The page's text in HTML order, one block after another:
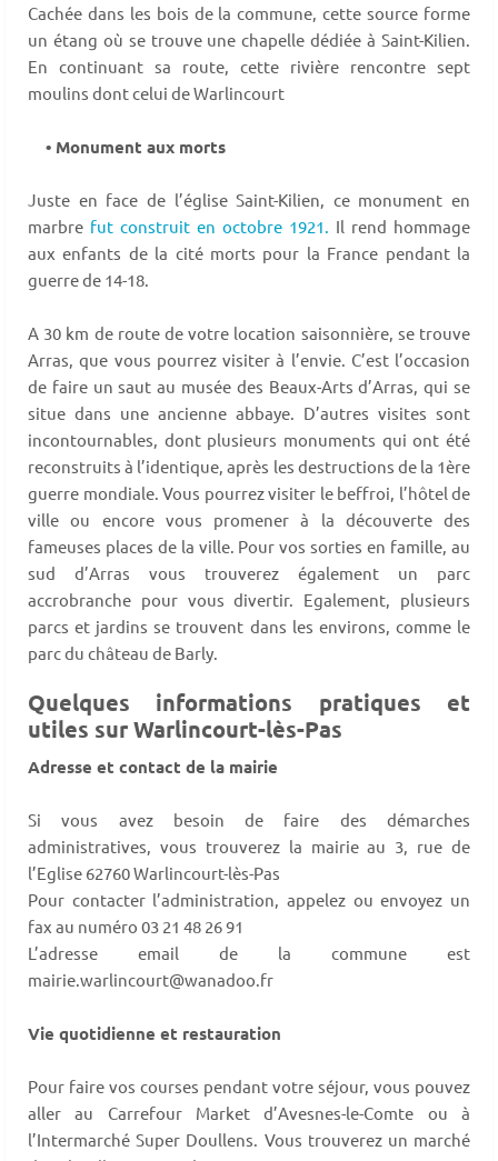
Cachée dans les bois de la commune, cette source forme
un étang où se trouve une chapelle dédiée à Saint-Kilien.
En continuant sa route, cette rivière rencontre sept
moulins dont celui de Warlincourt
• Monument aux morts
Juste en face de l’église Saint-Kilien, ce monument en
marbre fut construit en octobre 1921.
Il rend hommage
aux enfants de la cité morts pour la France pendant la
guerre de 14-18.
A 30 km de route de votre location saisonnière, se trouve
Arras, que vous pourrez visiter à l’envie. C’est l’occasion
de faire un saut au musée des Beaux-Arts d’Arras, qui se
situe dans une ancienne abbaye. D’autres visites sont
incontournables, dont plusieurs monuments qui ont été
reconstruits à l’identique, après les destructions de la 1ère
guerre mondiale. Vous pourrez visiter le beffroi, l’hôtel de
ville ou encore vous promener à la découverte des
fameuses places de la ville. Pour vos sorties en famille, au
sud d’Arras vous trouverez également un parc
accrobranche pour vous divertir. Egalement, plusieurs
parcs et jardins se trouvent dans les environs, comme le
parc du château de Barly.
Quelques informations pratiques et
utiles sur Warlincourt-lès-Pas
Adresse et contact de la mairie
Si vous avez besoin de faire des démarches
administratives, vous trouverez la mairie au 3, rue de
l’Eglise 62760 Warlincourt-lès-Pas
Pour contacter l’administration, appelez ou envoyez un
fax au numéro 03 21 48 26 91
L’adresse email de la commune est
mairie.warlincourt@wanadoo.fr
Vie quotidienne et restauration
Pour faire vos courses pendant votre séjour, vous pouvez
aller au Carrefour Market d’Avesnes-le-Comte ou à
l’Intermarché Super Doullens. Vous trouverez un marché